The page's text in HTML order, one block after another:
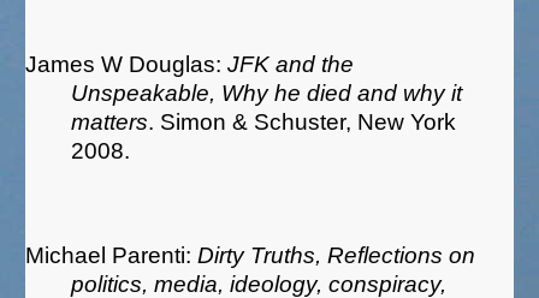
James W Douglas: JFK and the
Unspeakable, Why he died and why it
matters. Simon & Schuster, New York
2008.
Michael Parenti: Dirty Truths, Reflections on
politics, media, ideology, conspiracy,